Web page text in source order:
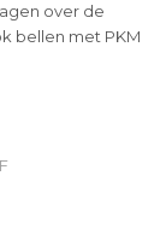
over de
bellen met PKM